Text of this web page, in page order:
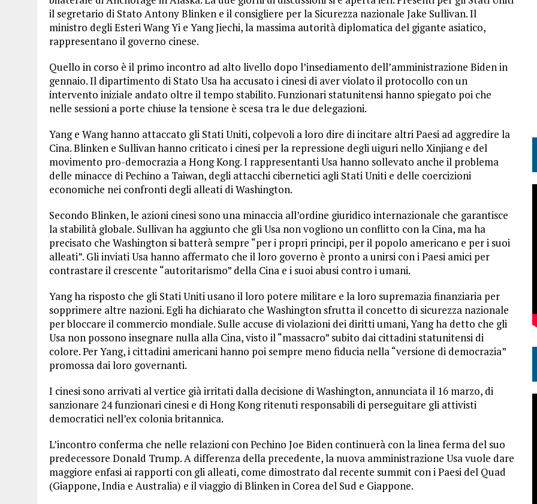
il segretario di Stato Antony Blinken e il consigliere per la Sicurezza nazionale Jake Sullivan. Il
ministro degli Esteri Wang Yi e Yang Jiechi, la massima autorità diplomatica del gigante asiatico,
rappresentano il governo cinese.
Quello in corso è il primo incontro ad alto livello dopo l’insediamento dell’amministrazione Biden in
gennaio. Il dipartimento di Stato Usa ha accusato i cinesi di aver violato il protocollo con un
intervento iniziale andato oltre il tempo stabilito. Funzionari statunitensi hanno spiegato poi che
nelle sessioni a porte chiuse la tensione è scesa tra le due delegazioni.
Yang e Wang hanno attaccato gli Stati Uniti, colpevoli a loro dire di incitare altri Paesi ad aggredire la
Cina. Blinken e Sullivan hanno criticato i cinesi per la repressione degli uiguri nello Xinjiang e del
movimento pro-democrazia a Hong Kong. I rappresentanti Usa hanno sollevato anche il problema
delle minacce di Pechino a Taiwan, degli attacchi cibernetici agli Stati Uniti e delle coercizioni
economiche nei confronti degli alleati di Washington.
Secondo Blinken, le azioni cinesi sono una minaccia all’ordine giuridico internazionale che garantisce
la stabilità globale. Sullivan ha aggiunto che gli Usa non vogliono un conflitto con la Cina, ma ha
precisato che Washington si batterà sempre “per i propri principi, per il popolo americano e per i suoi
alleati”. Gli inviati Usa hanno affermato che il loro governo è pronto a unirsi con i Paesi amici per
contrastare il crescente “autoritarismo” della Cina e i suoi abusi contro i umani.
Yang ha risposto che gli Stati Uniti usano il loro potere militare e la loro supremazia finanziaria per
sopprimere altre nazioni. Egli ha dichiarato che Washington sfrutta il concetto di sicurezza nazionale
per bloccare il commercio mondiale. Sulle accuse di violazioni dei diritti umani, Yang ha detto che gli
Usa non possono insegnare nulla alla Cina, visto il “massacro” subito dai cittadini statunitensi di
colore. Per Yang, i cittadini americani hanno poi sempre meno fiducia nella “versione di democrazia”
promossa dai loro governanti.
I cinesi sono arrivati al vertice già irritati dalla decisione di Washington, annunciata il 16 marzo, di
sanzionare 24 funzionari cinesi e di Hong Kong ritenuti responsabili di perseguitare gli attivisti
democratici nell’ex colonia britannica.
L’incontro conferma che nelle relazioni con Pechino Joe Biden continuerà con la linea ferma del suo
predecessore Donald Trump. A differenza della precedente, la nuova amministrazione Usa vuole dare
maggiore enfasi ai rapporti con gli alleati, come dimostrato dal recente summit con i Paesi del Quad
(Giappone, India e Australia) e il viaggio di Blinken in Corea del Sud e Giappone.